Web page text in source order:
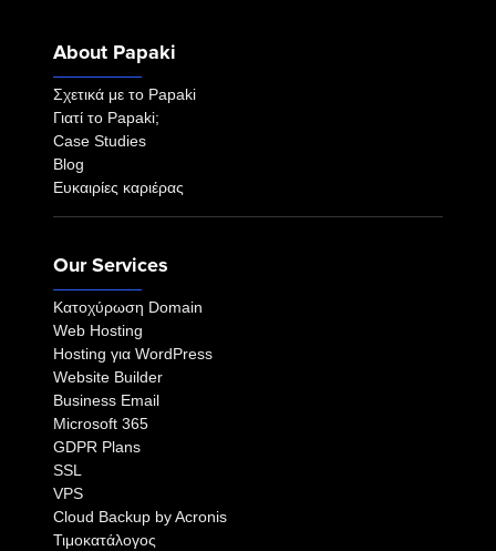
About Papaki
Σχετικά με το Papaki
Γιατί το Papaki;
Case Studies
Blog
Ευκαιρίες καριέρας
Our Services
Κατοχύρωση Domain
Web Hosting
Hosting για WordPress
Website Builder
Business Email
Microsoft 365
GDPR Plans
SSL
VPS
Cloud Backup by Acronis
Τιμοκατάλογος